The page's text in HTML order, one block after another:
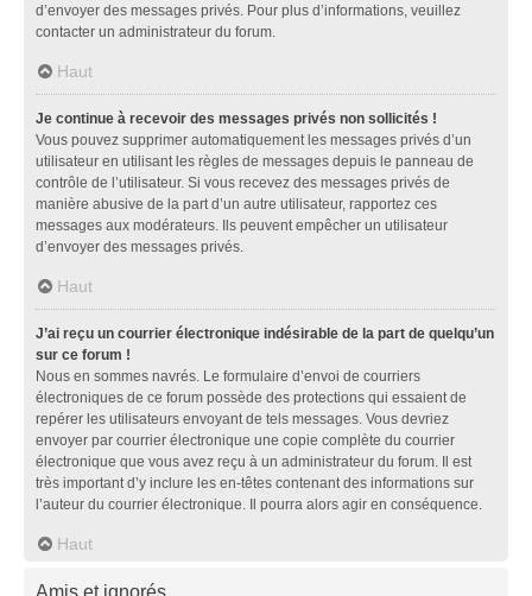
d’envoyer des messages privés. Pour plus d’informations, veuillez
contacter un administrateur du forum.
Haut
Je continue à recevoir des messages privés non sollicités !
Vous pouvez supprimer automatiquement les messages privés d’un
utilisateur en utilisant les règles de messages depuis le panneau de
contrôle de l’utilisateur. Si vous recevez des messages privés de
manière abusive de la part d’un autre utilisateur, rapportez ces
messages aux modérateurs. Ils peuvent empêcher un utilisateur
d’envoyer des messages privés.
Haut
J’ai reçu un courrier électronique indésirable de la part de quelqu’un
sur ce forum !
Nous en sommes navrés. Le formulaire d’envoi de courriers
électroniques de ce forum possède des protections qui essaient de
repérer les utilisateurs envoyant de tels messages. Vous devriez
envoyer par courrier électronique une copie complète du courrier
électronique que vous avez reçu à un administrateur du forum. Il est
très important d’y inclure les en-têtes contenant des informations sur
l’auteur du courrier électronique. Il pourra alors agir en conséquence.
Haut
Amis et ignorés